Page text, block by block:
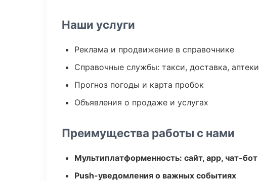
Наши услуги
Реклама и продвижение в справочнике
Справочные службы: такси, доставка, аптеки
Прогноз погоды и карта пробок
Объявления о продаже и услугах
Преимущества работы с нами
Мультиплатформенность: сайт, app, чат-бот
Push-уведомления о важных событиях